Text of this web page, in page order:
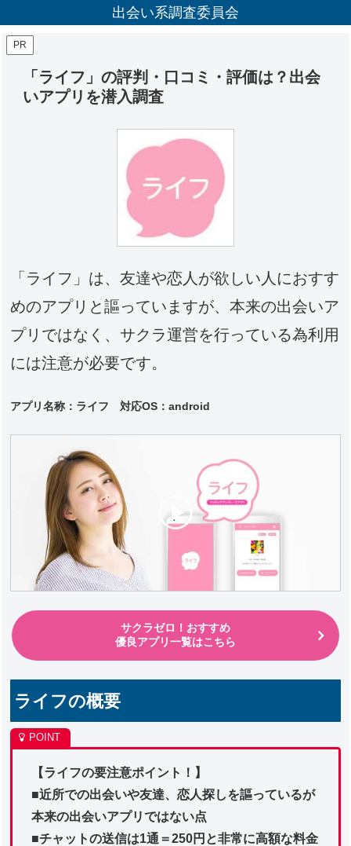
出会い系調査委員会
PR
「ライフ」の評判・口コミ・評価は？出会
いアプリを潜入調査
「ライフ」は、友達や恋人が欲しい人におすす
めのアプリと謳っていますが、本来の出会いア
プリではなく、サクラ運営を行っている為利用
には注意が必要です。
アプリ名称：ライフ 対応OS：android
サクラゼロ！おすすめ
優良アプリ一覧はこちら
ライフの概要
【ライフの要注意ポイント！】
■近所での出会いや友達、恋人探しを謳っているが
本来の出会いアプリではない点
■チャットの送信は1通＝250円と非常に高額な料金